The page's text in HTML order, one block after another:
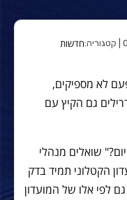
חדשות
לא מספיקים,
גם הקיץ עם
שואלים מנהלי
הקטלוני תמיד בדק
לפי אלו של המועדון